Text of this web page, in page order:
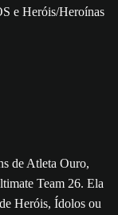
e Heróis/Heroínas
de Atleta Ouro,
Team 26. Ela
Heróis, Ídolos ou